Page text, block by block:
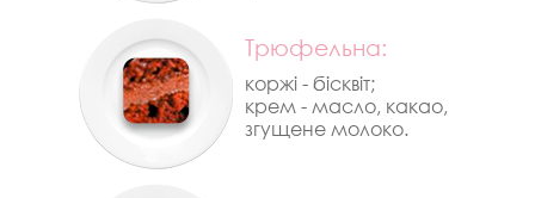
Трюфельна:
коржі - бісквіт;
крем - масло, какао,
згущене молоко.